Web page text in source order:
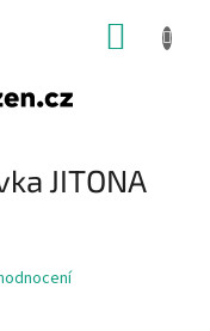
JITONA